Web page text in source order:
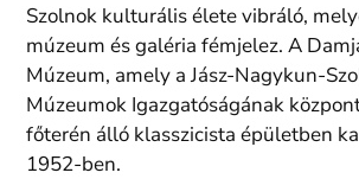
Szolnok kulturális élete vibráló,
múzeum és galéria fémjelez. A
Múzeum, amely a Jász-Nagykun-
Múzeumok Igazgatóságának
főterén álló klasszicista épületben
1952-ben.